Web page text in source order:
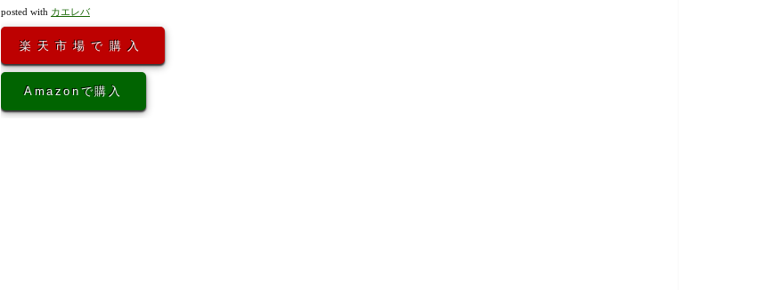
posted with カエレバ
楽天市場で購入
Amazonで購入